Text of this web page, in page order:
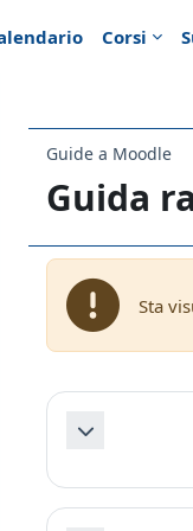
Corsi
Guide a Moodle
Guida
Sta
Schema
Minimizza